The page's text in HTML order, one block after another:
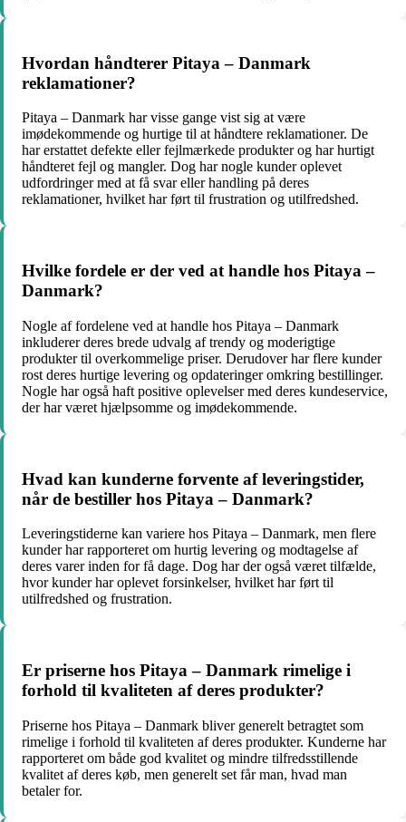
Hvordan håndterer Pitaya – Danmark
reklamationer?
Pitaya – Danmark har visse gange vist sig at være
imødekommende og hurtige til at håndtere reklamationer. De
har erstattet defekte eller fejlmærkede produkter og har hurtigt
håndteret fejl og mangler. Dog har nogle kunder oplevet
udfordringer med at få svar eller handling på deres
reklamationer, hvilket har ført til frustration og utilfredshed.
Hvilke fordele er der ved at handle hos Pitaya –
Danmark?
Nogle af fordelene ved at handle hos Pitaya – Danmark
inkluderer deres brede udvalg af trendy og moderigtige
produkter til overkommelige priser. Derudover har flere kunder
rost deres hurtige levering og opdateringer omkring bestillinger.
Nogle har også haft positive oplevelser med deres kundeservice,
der har været hjælpsomme og imødekommende.
Hvad kan kunderne forvente af leveringstider,
når de bestiller hos Pitaya – Danmark?
Leveringstiderne kan variere hos Pitaya – Danmark, men flere
kunder har rapporteret om hurtig levering og modtagelse af
deres varer inden for få dage. Dog har der også været tilfælde,
hvor kunder har oplevet forsinkelser, hvilket har ført til
utilfredshed og frustration.
Er priserne hos Pitaya – Danmark rimelige i
forhold til kvaliteten af deres produkter?
Priserne hos Pitaya – Danmark bliver generelt betragtet som
rimelige i forhold til kvaliteten af deres produkter. Kunderne har
rapporteret om både god kvalitet og mindre tilfredsstillende
kvalitet af deres køb, men generelt set får man, hvad man
betaler for.